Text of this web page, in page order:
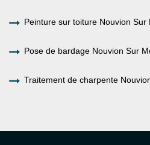
Peinture sur toiture Nouvion Sur
Pose de bardage Nouvion Sur
Traitement de charpente